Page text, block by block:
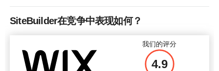
SiteBuilder在竞争中表现如何？
我们的评分
4.9